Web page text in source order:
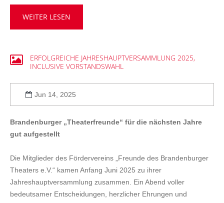
WEITER LESEN
ERFOLGREICHE JAHRESHAUPTVERSAMMLUNG 2025,
INCLUSIVE VORSTANDSWAHL
Jun 14, 2025
Brandenburger „Theaterfreunde“ für die nächsten Jahre
gut aufgestellt
Die Mitglieder des Fördervereins „Freunde des Brandenburger
Theaters e.V.“ kamen Anfang Juni 2025 zu ihrer
Jahreshauptversammlung zusammen. Ein Abend voller
bedeutsamer Entscheidungen, herzlicher Ehrungen und